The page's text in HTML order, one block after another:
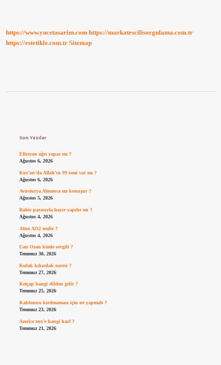
https://www.yucetasarim.com https://markatescilisorgulama.com.tr
https://estetikle.com.tr Sitemap
Son Yazılar
Efüzyon ağrı yapar mı ?
Ağustos 6, 2026
Kur’an’da Allah’ın 99 ismi var mı ?
Ağustos 6, 2026
Avusturya Almanca mı konuşur ?
Ağustos 5, 2026
Bahis parasıyla hayır yapılır mı ?
Ağustos 4, 2026
Altın AO2 nedir ?
Ağustos 4, 2026
Can Ozan kimle sevgili ?
Temmuz 30, 2026
Kulak kıkırdak neresi ?
Temmuz 27, 2026
Ketçap hangi dilden gelir ?
Temmuz 25, 2026
Kablonun kırılmaması için ne yapmalı ?
Temmuz 23, 2026
Azerice ters’e hangi harf ?
Temmuz 21, 2026